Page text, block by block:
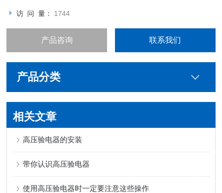
访 问 量： 1744
产品咨询 联系我们
产品分类
相关文章
高压验电器的安装
带你认识高压验电器
使用高压验电器时一定要注意这些操作